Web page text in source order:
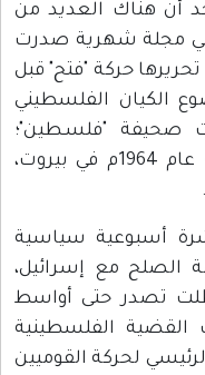
أن هناك العديد من
مجلة شهرية صدرت
على تحريرها حركة "فتح" قبل
الكيان الفلسطيني
صحيفة "فلسـطين"؛
وهي مجلة نصـف شـهرية، صدرت عام 1964م في بيروت،
أسبوعية سياسية
الصلح مع إسرائيل،
بيروت عام 1952م وظلت تصدر حتى أواسط
القضية الفلسطينية
لحركة القوميين